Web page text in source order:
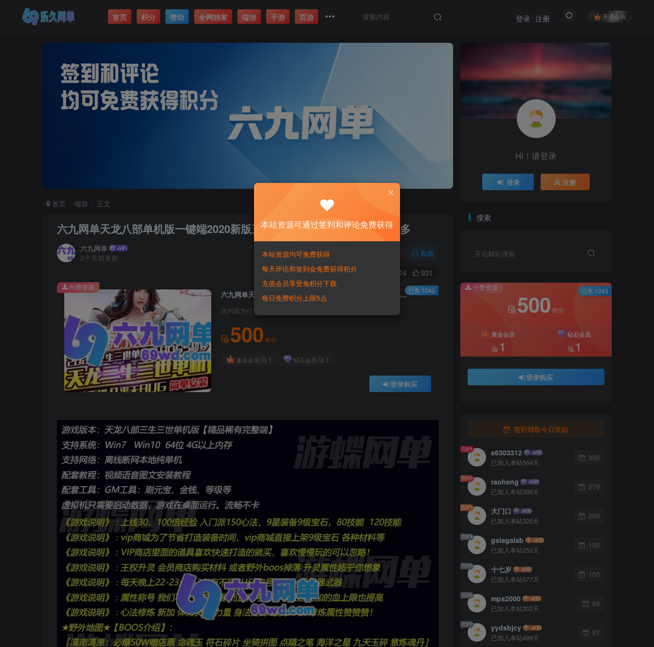
首页 积分 赞助 全网独家 端游 手游 页游 开通会员
登录 注册
首页 端游 正文
六九网单天龙八部单机版一键端2020新版三生三世天龙玩法多样BOSS超多
六九网单
2个月前更新
私信
9974 931
六九网单天龙八部单机版一键端2020新版三生三世天龙玩法多样BOSS超多
此内容为付费资源，请付费后查看
500 积分
黄金会员 1 钻石会员 1
登录购买
付费资源 已售 1043
HI！请登录
登录 注册
搜索
开启精彩搜索
付费资源
500 积分
黄金会员
1
钻石会员
1
登录购买
已售 1043
签到领取今日奖励
TOP1 s6303312
已加入本站564天
356
TOP2 raoheng
已加入本站306天
279
TOP3 大门口
已加入本站325天
209
TOP4 galagalab
已加入本站252天
156
TOP5 十七岁
已加入本站577天
150
TOP6 mps2000
已加入本站302天
98
TOP7 yydsbjcy
已加入本站499天
87
本站资源可通过签到和评论免费获得
本站资源均可免费获得
每天评论和签到会免费获得积分
充值会员享受免积分下载
每日免费积分上限5点